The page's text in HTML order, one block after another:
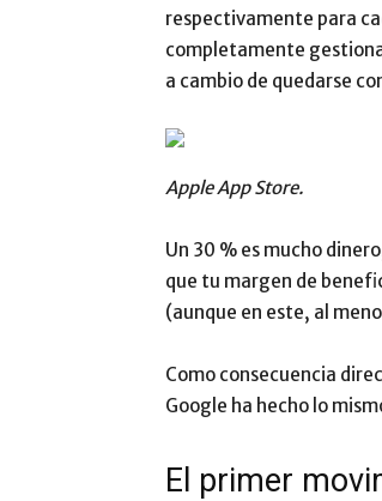
respectivamente para
completamente
a cambio de quedarse
Apple App Store.
Un 30 % es mucho
que tu margen de
(aunque en este, al
Como consecuencia
Google ha hecho lo
El primer